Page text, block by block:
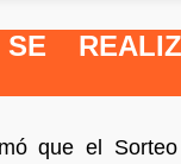
SE
que el